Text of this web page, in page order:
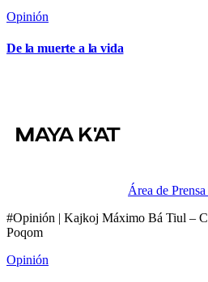
Opinión
De la muerte a la vida
Área de Prensa
#Opinión | Kajkoj Máximo Bá Tiul – Centro de Reflexiones Nim
Poqom
Opinión